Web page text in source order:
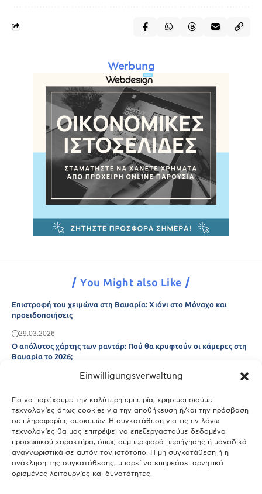
Einwilligungsverwaltung
Για να παρέχουμε την καλύτερη εμπειρία, χρησιμοποιούμε
τεχνολογίες όπως cookies για την αποθήκευση ή/και την πρόσβαση
σε πληροφορίες συσκευών. Η συγκατάθεση για τις εν λόγω
τεχνολογίες θα μας επιτρέψει να επεξεργαστούμε δεδομένα
προσωπικού χαρακτήρα, όπως συμπεριφορά περιήγησης ή μοναδικά
αναγνωριστικά σε αυτόν τον ιστότοπο. Η μη συγκατάθεση ή η
ανάκληση της συγκατάθεσης, μπορεί να επηρεάσει αρνητικά
ορισμένες λειτουργίες και δυνατότητες.
Werbung
You Might also Like
Επιστροφή του χειμώνα στη Βαυαρία: Χιόνι στο Μόναχο και
προειδοποιήσεις
29.03.2026
Ο απόλυτος χάρτης των ραντάρ: Πού θα κρυφτούν οι κάμερες στη
Βαυαρία το 2026;
Μόναχο;
25.03.2026
Θύελλα χτυπά το Μόναχο: Κίνδυνος από τους ισχυρούς ανέμους
και τις καταιγίδες
25.03.2026